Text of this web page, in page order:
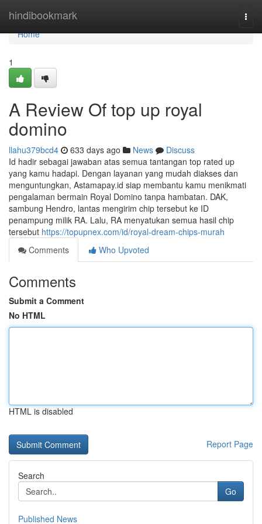
hindibookmark
Home
Home
1
A Review Of top up royal
domino
llahu379bcd4 633 days ago News
Discuss
Id hadir sebagai jawaban atas semua tantangan top rated up
yang kamu hadapi. Dengan layanan yang mudah diakses dan
menguntungkan, Astamapay.id siap membantu kamu menikmati
pengalaman bermain Royal Domino tanpa hambatan. DAK,
sambung Hendro, lantas mengirim chip tersebut ke ID
penampung milik RA. Lalu, RA menyatukan semua hasil chip
tersebut https://topupnex.com/id/royal-dream-chips-murah
Comments
Who Upvoted
Comments
Submit a Comment
No HTML
HTML is disabled
Report Page
Search
Go
Published News